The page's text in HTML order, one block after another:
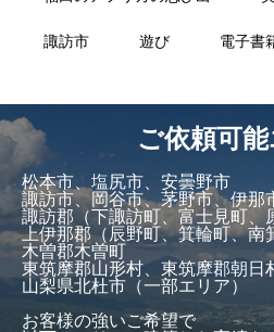
諏訪市 遊び 電子書
ご依頼可
松本市、塩尻市、安曇野市
諏訪市、岡谷市、茅野市、伊那
諏訪郡（下諏訪町、富士見町、
上伊那郡（辰野町、箕輪町、南
木曽郡木曽町
東筑摩郡山形村、東筑摩郡朝日
山梨県北杜市（一部エリア）
お客様の強いご希望で